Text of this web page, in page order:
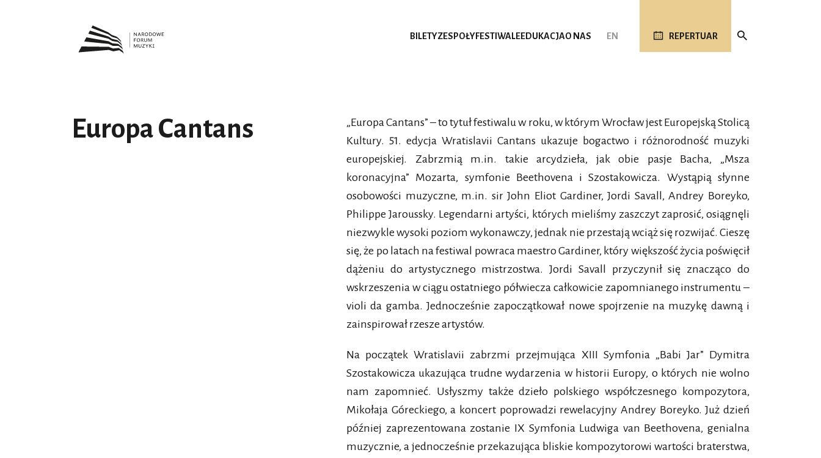
BILETYZESPOŁYFESTIWALEEDUKACJAO NAS EN REPERTUAR
Europa Cantans
„Europa Cantans” – to tytuł festiwalu w roku, w którym Wrocław jest Europejską Stolicą
Kultury. 51. edycja Wratislavii Cantans ukazuje bogactwo i różnorodność muzyki
europejskiej. Zabrzmią m.in. takie arcydzieła, jak obie pasje Bacha, „Msza
koronacyjna” Mozarta, symfonie Beethovena i Szostakowicza. Wystąpią słynne
osobowości muzyczne, m.in. sir John Eliot Gardiner, Jordi Savall, Andrey Boreyko,
Philippe Jaroussky. Legendarni artyści, których mieliśmy zaszczyt zaprosić, osiągnęli
niezwykle wysoki poziom wykonawczy, jednak nie przestają wciąż się rozwijać. Cieszę
się, że po latach na festiwal powraca maestro Gardiner, który większość życia poświęcił
dążeniu do artystycznego mistrzostwa. Jordi Savall przyczynił się znacząco do
wskrzeszenia w ciągu ostatniego półwiecza całkowicie zapomnianego instrumentu –
violi da gamba. Jednocześnie zapoczątkował nowe spojrzenie na muzykę dawną i
zainspirował rzesze artystów.
Na początek Wratislavii zabrzmi przejmująca XIII Symfonia „Babi Jar” Dymitra
Szostakowicza ukazująca trudne wydarzenia w historii Europy, o których nie wolno
nam zapomnieć. Usłyszmy także dzieło polskiego współczesnego kompozytora,
Mikołaja Góreckiego, a koncert poprowadzi rewelacyjny Andrey Boreyko. Już dzień
później zaprezentowana zostanie IX Symfonia Ludwiga van Beethovena, genialna
muzycznie, a jednocześnie przekazująca bliskie kompozytorowi wartości braterstwa,